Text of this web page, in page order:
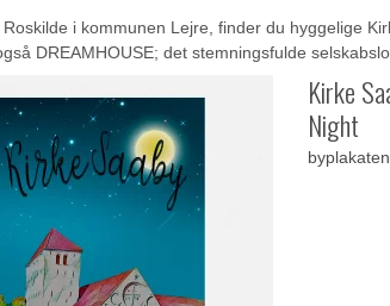
i kommunen Lejre, finder du hyggelige
DREAMHOUSE; det stemningsfulde
Kirke
Night